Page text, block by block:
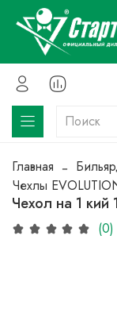
Главная
Чехлы
Чехол на 1 кий
(0)